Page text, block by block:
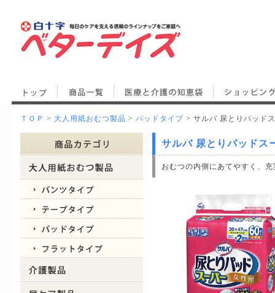
ＴＯＰ > 大人用紙おむつ製品 > パッドタイプ> サルバ 尿とりパッド
サルバ 尿とりパッドス
おむつの内側にあてやすく、